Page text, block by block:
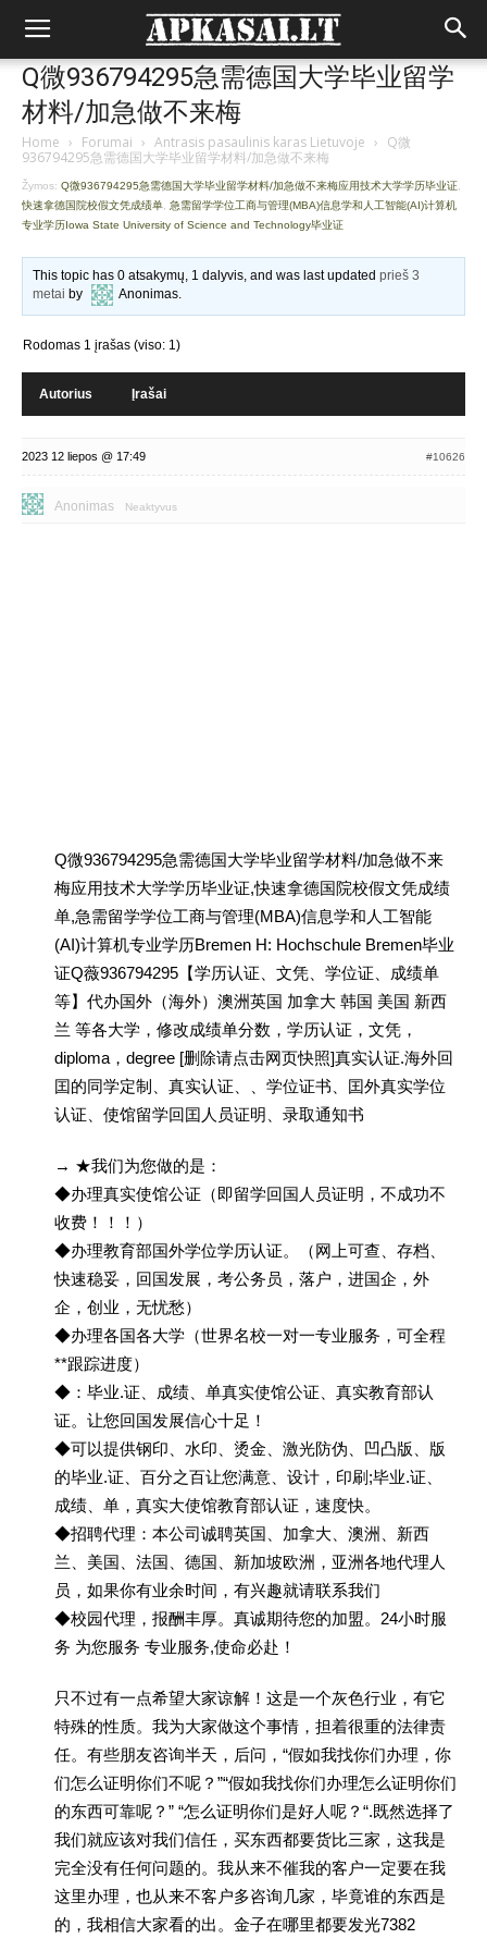
Q微936794295急需德国大学毕业留学
材料/加急做不来梅
Home › Forumai › Antrasis pasaulinis karas Lietuvoje › Q微
936794295急需德国大学毕业留学材料/加急做不来梅
Žymos: Q微936794295急需德国大学毕业留学材料/加急做不来梅应用技术大学学历毕业证
快速拿德国院校假文凭成绩单 急需留学学位工商与管理(MBA)信息学和人工智能(AI)计算机
专业学历Iowa State University of Science and Technology毕业证
This topic has 0 atsakymų, 1 dalyvis, and was last updatedprieš 3
metai by Anonimas.
Rodomas 1 įrašas (viso: 1)
Autorius Įrašai
2023 12 liepos @ 17:49 #10626
Anonimas Neaktyvus
Q微936794295急需德国大学毕业留学材料/加急做不来
梅应用技术大学学历毕业证,快速拿德国院校假文凭成绩
单,急需留学学位工商与管理(MBA)信息学和人工智能
(AI)计算机专业学历Bremen H: Hochschule Bremen毕业
证Q薇936794295【学历认证、文凭、学位证、成绩单
等】代办国外（海外）澳洲英国 加拿大 韩国 美国 新西
兰 等各大学，修改成绩单分数，学历认证，文凭，
diploma，degree [删除请点击网页快照]真实认证.海外回
囯的同学定制、真实认证、、学位证书、囯外真实学位
认证、使馆留学回囯人员证明、录取通知书
→ ★我们为您做的是：
◆办理真实使馆公证（即留学回国人员证明，不成功不
收费！！！）
◆办理教育部国外学位学历认证。（网上可查、存档、
快速稳妥，回国发展，考公务员，落户，进国企，外
企，创业，无忧愁）
◆办理各国各大学（世界名校一对一专业服务，可全程
**跟踪进度）
◆：毕业.证、成绩、单真实使馆公证、真实教育部认
证。让您回国发展信心十足！
◆可以提供钢印、水印、烫金、激光防伪、凹凸版、版
的毕业.证、百分之百让您满意、设计，印刷;毕业.证、
成绩、单，真实大使馆教育部认证，速度快。
◆招聘代理：本公司诚聘英国、加拿大、澳洲、新西
兰、美国、法国、德国、新加坡欧洲，亚洲各地代理人
员，如果你有业余时间，有兴趣就请联系我们
◆校园代理，报酬丰厚。真诚期待您的加盟。24小时服
务 为您服务 专业服务,使命必赴！
只不过有一点希望大家谅解！这是一个灰色行业，有它
特殊的性质。我为大家做这个事情，担着很重的法律责
任。有些朋友咨询半天，后问，“假如我找你们办理，你
们怎么证明你们不呢？”“假如我找你们办理怎么证明你们
的东西可靠呢？” “怎么证明你们是好人呢？“.既然选择了
我们就应该对我们信任，买东西都要货比三家，这我是
完全没有任何问题的。我从来不催我的客户一定要在我
这里办理，也从来不客户多咨询几家，毕竟谁的东西是
的，我相信大家看的出。金子在哪里都要发光7382